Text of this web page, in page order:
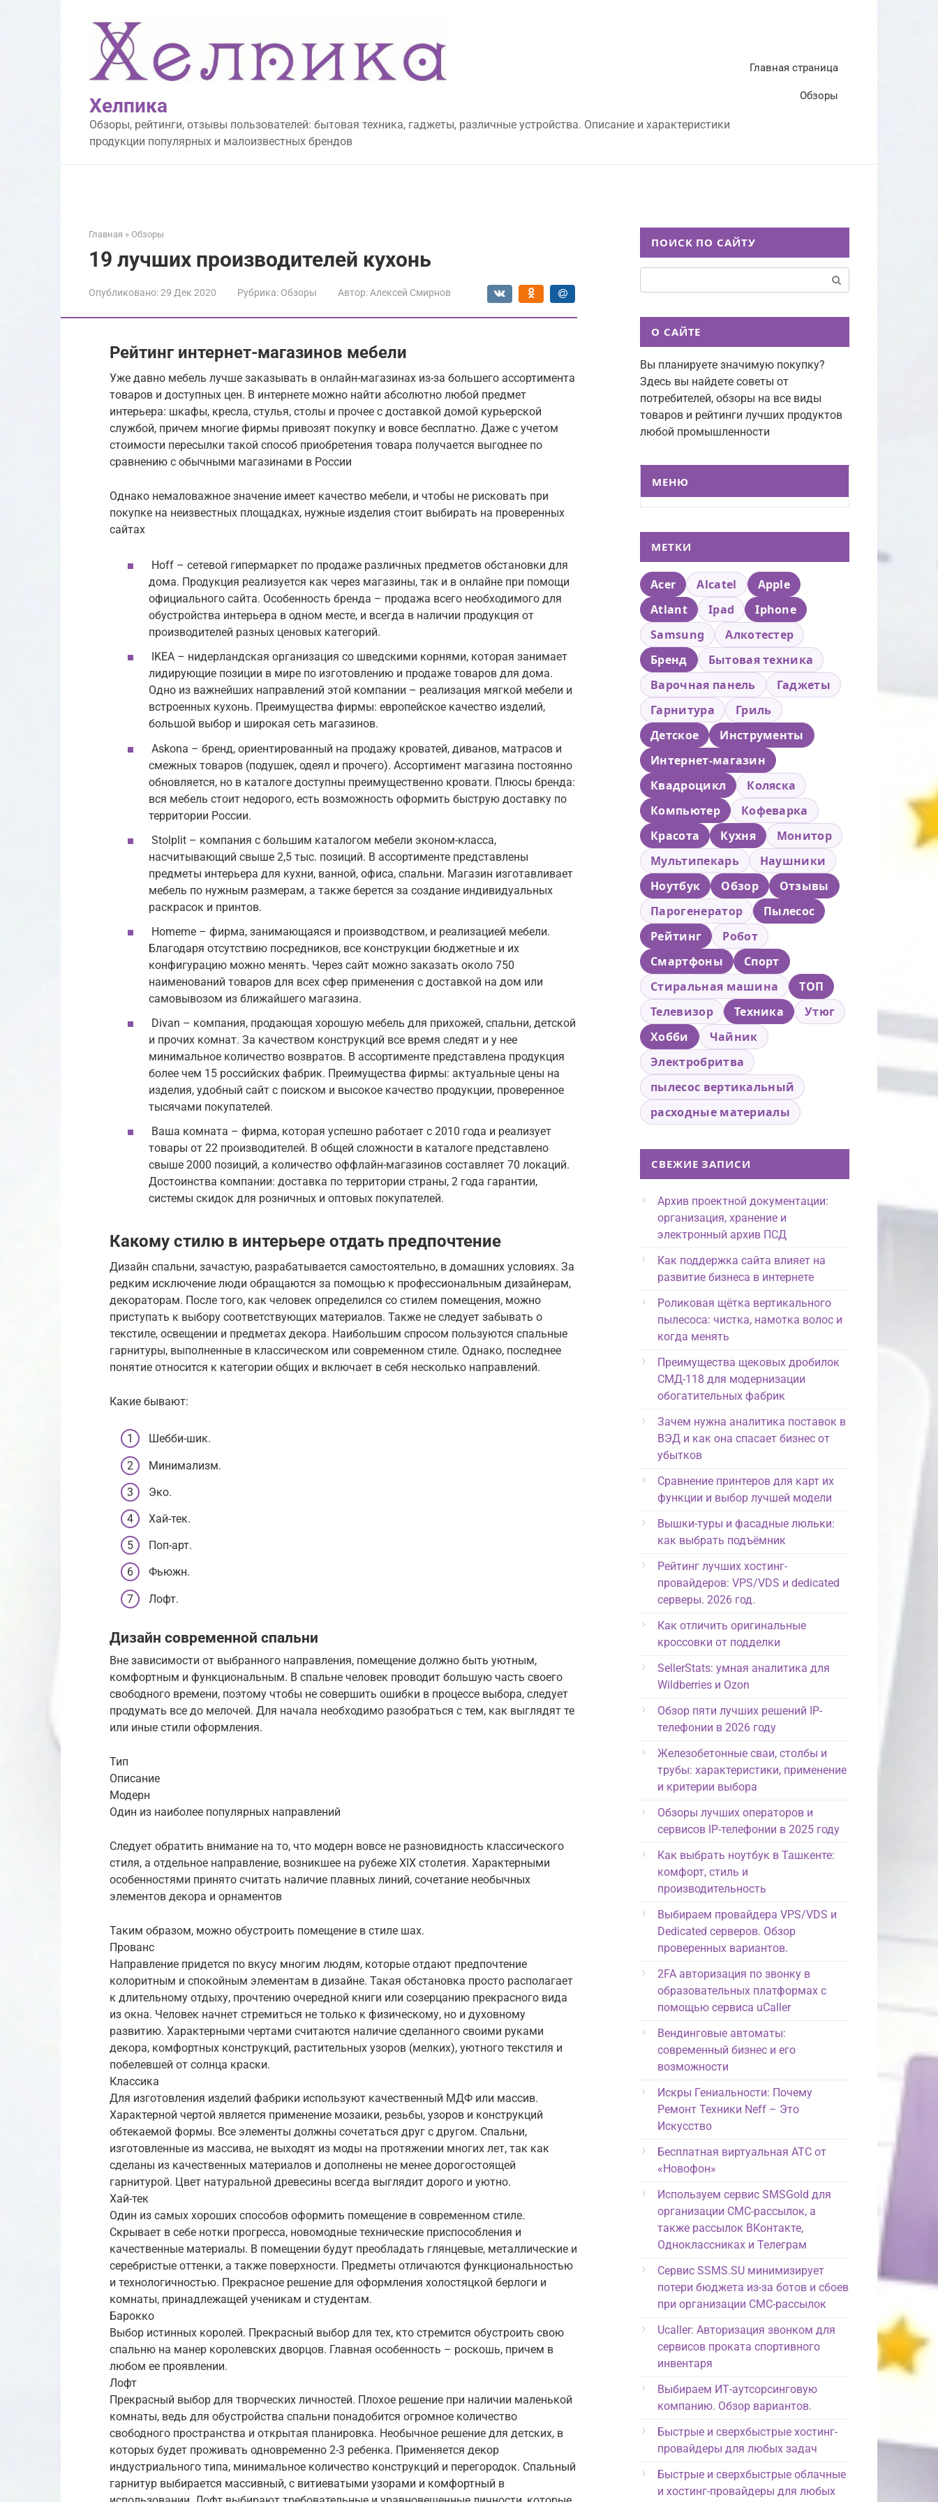
Хелпика
Обзоры, рейтинги, отзывы пользователей: бытовая техника, гаджеты, различные устройства. Описание и характеристики
продукции популярных и малоизвестных брендов
Главная страница
Обзоры
Главная » Обзоры
19 лучших производителей кухонь
Опубликовано:29 Дек 2020 Рубрика: Обзоры Автор: Алексей Смирнов
Рейтинг интернет-магазинов мебели
Уже давно мебель лучше заказывать в онлайн-магазинах из-за большего ассортимента
товаров и доступных цен. В интернете можно найти абсолютно любой предмет
интерьера: шкафы, кресла, стулья, столы и прочее с доставкой домой курьерской
службой, причем многие фирмы привозят покупку и вовсе бесплатно. Даже с учетом
стоимости пересылки такой способ приобретения товара получается выгоднее по
сравнению с обычными магазинами в России
Однако немаловажное значение имеет качество мебели, и чтобы не рисковать при
покупке на неизвестных площадках, нужные изделия стоит выбирать на проверенных
сайтах
Hoff – сетевой гипермаркет по продаже различных предметов обстановки для
дома. Продукция реализуется как через магазины, так и в онлайне при помощи
официального сайта. Особенность бренда – продажа всего необходимого для
обустройства интерьера в одном месте, и всегда в наличии продукция от
производителей разных ценовых категорий.
IKEA – нидерландская организация со шведскими корнями, которая занимает
лидирующие позиции в мире по изготовлению и продаже товаров для дома.
Одно из важнейших направлений этой компании – реализация мягкой мебели и
встроенных кухонь. Преимущества фирмы: европейское качество изделий,
большой выбор и широкая сеть магазинов.
Askona – бренд, ориентированный на продажу кроватей, диванов, матрасов и
смежных товаров (подушек, одеял и прочего). Ассортимент магазина постоянно
обновляется, но в каталоге доступны преимущественно кровати. Плюсы бренда:
вся мебель стоит недорого, есть возможность оформить быструю доставку по
территории России.
Stolplit – компания с большим каталогом мебели эконом-класса,
насчитывающий свыше 2,5 тыс. позиций. В ассортименте представлены
предметы интерьера для кухни, ванной, офиса, спальни. Магазин изготавливает
мебель по нужным размерам, а также берется за создание индивидуальных
раскрасок и принтов.
Homeme – фирма, занимающаяся и производством, и реализацией мебели.
Благодаря отсутствию посредников, все конструкции бюджетные и их
конфигурацию можно менять. Через сайт можно заказать около 750
наименований товаров для всех сфер применения с доставкой на дом или
самовывозом из ближайшего магазина.
Divan – компания, продающая хорошую мебель для прихожей, спальни, детской
и прочих комнат. За качеством конструкций все время следят и у нее
минимальное количество возвратов. В ассортименте представлена продукция
более чем 15 российских фабрик. Преимущества фирмы: актуальные цены на
изделия, удобный сайт с поиском и высокое качество продукции, проверенное
тысячами покупателей.
Ваша комната – фирма, которая успешно работает с 2010 года и реализует
товары от 22 производителей. В общей сложности в каталоге представлено
свыше 2000 позиций, а количество оффлайн-магазинов составляет 70 локаций.
Достоинства компании: доставка по территории страны, 2 года гарантии,
системы скидок для розничных и оптовых покупателей.
Какому стилю в интерьере отдать предпочтение
Дизайн спальни, зачастую, разрабатывается самостоятельно, в домашних условиях. За
редким исключение люди обращаются за помощью к профессиональным дизайнерам,
декораторам. После того, как человек определился со стилем помещения, можно
приступать к выбору соответствующих материалов. Также не следует забывать о
текстиле, освещении и предметах декора. Наибольшим спросом пользуются спальные
гарнитуры, выполненные в классическом или современном стиле. Однако, последнее
понятие относится к категории общих и включает в себя несколько направлений.
Какие бывают:
Шебби-шик.
Минимализм.
Эко.
Хай-тек.
Поп-арт.
Фьюжн.
Лофт.
Дизайн современной спальни
Вне зависимости от выбранного направления, помещение должно быть уютным,
комфортным и функциональным. В спальне человек проводит большую часть своего
свободного времени, поэтому чтобы не совершить ошибки в процессе выбора, следует
продумать все до мелочей. Для начала необходимо разобраться с тем, как выглядят те
или иные стили оформления.
Тип
Описание
Модерн
Один из наиболее популярных направлений
Следует обратить внимание на то, что модерн вовсе не разновидность классического
стиля, а отдельное направление, возникшее на рубеже XIX столетия. Характерными
особенностями принято считать наличие плавных линий, сочетание необычных
элементов декора и орнаментов
Таким образом, можно обустроить помещение в стиле шах.
Прованс
Направление придется по вкусу многим людям, которые отдают предпочтение
колоритным и спокойным элементам в дизайне. Такая обстановка просто располагает
к длительному отдыху, прочтению очередной книги или созерцанию прекрасного вида
из окна. Человек начнет стремиться не только к физическому, но и духовному
развитию. Характерными чертами считаются наличие сделанного своими руками
декора, комфортных конструкций, растительных узоров (мелких), уютного текстиля и
побелевшей от солнца краски.
Классика
Для изготовления изделий фабрики используют качественный МДФ или массив.
Характерной чертой является применение мозаики, резьбы, узоров и конструкций
обтекаемой формы. Все элементы должны сочетаться друг с другом. Спальни,
изготовленные из массива, не выходят из моды на протяжении многих лет, так как
сделаны из качественных материалов и дополнены не менее дорогостоящей
гарнитурой. Цвет натуральной древесины всегда выглядит дорого и уютно.
Хай-тек
Один из самых хороших способов оформить помещение в современном стиле.
Скрывает в себе нотки прогресса, новомодные технические приспособления и
качественные материалы. В помещении будут преобладать глянцевые, металлические и
серебристые оттенки, а также поверхности. Предметы отличаются функциональностью
и технологичностью. Прекрасное решение для оформления холостяцкой берлоги и
комнаты, принадлежащей ученикам и студентам.
Барокко
Выбор истинных королей. Прекрасный выбор для тех, кто стремится обустроить свою
спальню на манер королевских дворцов. Главная особенность – роскошь, причем в
любом ее проявлении.
Лофт
Прекрасный выбор для творческих личностей. Плохое решение при наличии маленькой
комнаты, ведь для обустройства спальни понадобится огромное количество
свободного пространства и открытая планировка. Необычное решение для детских, в
которых будет проживать одновременно 2-3 ребенка. Применяется декор
индустриального типа, минимальное количество конструкций и перегородок. Спальный
гарнитур выбирается массивный, с витиеватыми узорами и комфортный в
ПОИСК ПО САЙТУ
О САЙТЕ
Вы планируете значимую покупку?
Здесь вы найдете советы от
потребителей, обзоры на все виды
товаров и рейтинги лучших продуктов
любой промышленности
МЕНЮ
МЕТКИ
Acer Alcatel
Apple
Atlant
Ipad
Iphone
Samsung
Алкотестер
Бренд
Бытовая техника
Варочная панель
Гаджеты
Гарнитура
Гриль
Детское
Инструменты
Интернет-магазин
Квадроцикл
Коляска
Компьютер
Кофеварка
Красота
Кухня
Монитор
Мультипекарь
Наушники
Ноутбук
Обзор
Отзывы
Парогенератор
Пылесос
Рейтинг
Робот
Смартфоны
Спорт
Стиральная машина
ТОП
Телевизор
Техника
Утюг
Хобби
Чайник
Электробритва
пылесос вертикальный
расходные материалы
СВЕЖИЕ ЗАПИСИ
Архив проектной документации:
организация, хранение и
электронный архив ПСД
Как поддержка сайта влияет на
развитие бизнеса в интернете
Роликовая щётка вертикального
пылесоса: чистка, намотка волос и
когда менять
Преимущества щековых дробилок
СМД-118 для модернизации
обогатительных фабрик
Зачем нужна аналитика поставок в
ВЭД и как она спасает бизнес от
убытков
Сравнение принтеров для карт их
функции и выбор лучшей модели
Вышки-туры и фасадные люльки:
как выбрать подъёмник
Рейтинг лучших хостинг-
провайдеров: VPS/VDS и dedicated
серверы. 2026 год.
Как отличить оригинальные
кроссовки от подделки
SellerStats: умная аналитика для
Wildberries и Ozon
Обзор пяти лучших решений IP-
телефонии в 2026 году
Железобетонные сваи, столбы и
трубы: характеристики, применение
и критерии выбора
Обзоры лучших операторов и
сервисов IP-телефонии в 2025 году
Как выбрать ноутбук в Ташкенте:
комфорт, стиль и
производительность
Выбираем провайдера VPS/VDS и
Dedicated серверов. Обзор
проверенных вариантов.
2FA авторизация по звонку в
образовательных платформах с
помощью сервиса uCaller
Вендинговые автоматы:
современный бизнес и его
возможности
Искры Гениальности: Почему
Ремонт Техники Neff – Это
Искусство
Бесплатная виртуальная АТС от
«Новофон»
Используем сервис SMSGold для
организации СМС-рассылок, а
также рассылок ВКонтакте,
Одноклассниках и Телеграм
Сервис SSMS.SU минимизирует
потери бюджета из-за ботов и сбоев
при организации СМС-рассылок
Ucaller: Авторизация звонком для
сервисов проката спортивного
инвентаря
Выбираем ИТ-аутсорсинговую
компанию. Обзор вариантов.
Быстрые и сверхбыстрые хостинг-
провайдеры для любых задач
Быстрые и сверхбыстрые облачные
и хостинг-провайдеры для любых